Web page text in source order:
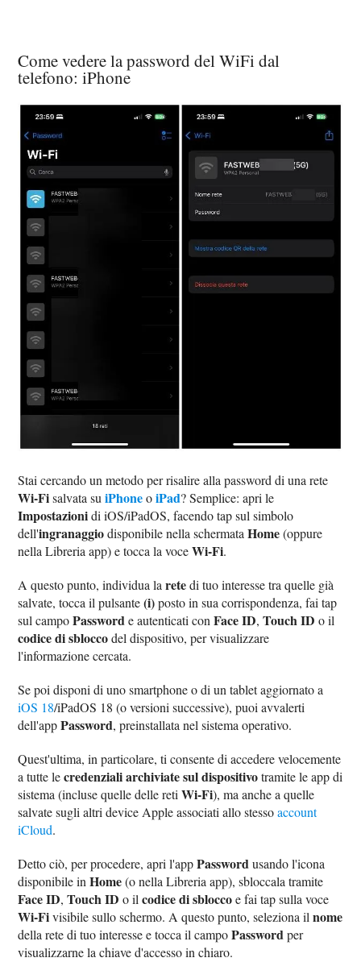
Come vedere la password del WiFi dal
telefono: iPhone
Stai cercando un metodo per risalire alla password di una rete
Wi-Fisalvata suiPhoneoiPad? Semplice: apri le
Impostazionidi iOS/iPadOS, facendo tap sul simbolo
dell'ingranaggiodisponibile nella schermataHome(oppure
nella Libreria app) e tocca la voceWi-Fi.
A questo punto, individua laretedi tuo interesse tra quelle già
salvate, tocca il pulsante(i)posto in sua corrispondenza, fai tap
sul campoPassworde autenticati conFace ID,Touch ID o il
codice di sbloccodel dispositivo, per visualizzare
l'informazione cercata.
Se poi disponi di uno smartphone o di un tablet aggiornato a
iOS 18/iPadOS 18 (o versioni successive), puoi avvalerti
dell'appPassword, preinstallata nel sistema operativo.
Quest'ultima, in particolare, ti consente di accedere velocemente
a tutte lecredenziali archiviate sul dispositivotramite le app di
sistema (incluse quelle delle retiWi-Fi), ma anche a quelle
salvate sugli altri device Apple associati allo stessoaccount
iCloud.
Detto ciò, per procedere, apri l'appPasswordusando l'icona
disponibile inHome(o nella Libreria app), sbloccala tramite
Face ID,Touch ID o ilcodice di sbloccoe fai tap sulla voce
Wi-Fivisibile sullo schermo. A questo punto, seleziona ilnome
della rete di tuo interesse e tocca il campoPasswordper
visualizzarne la chiave d'accesso in chiaro.